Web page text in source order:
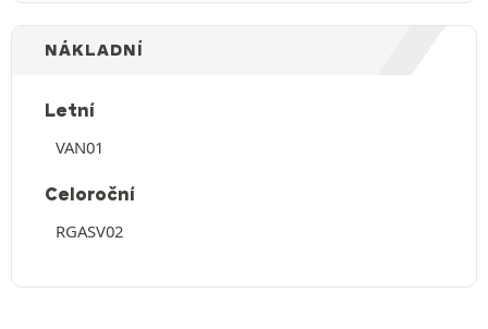
NÁKLADNÍ
Letní
VAN01
Celoroční
RGASV02